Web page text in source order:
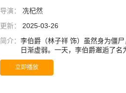
导演：
冼杞然
更新：
2025-03-26
简介： 李伯爵（林子祥 饰）虽然身为僵
日渐虚弱。一天，李伯爵邂逅了名
引着他坠入了情网。一场意外中，
娜看见，李伯爵的身份曝了光。
蛋，他得知了李伯爵的血能够使人
立即播放